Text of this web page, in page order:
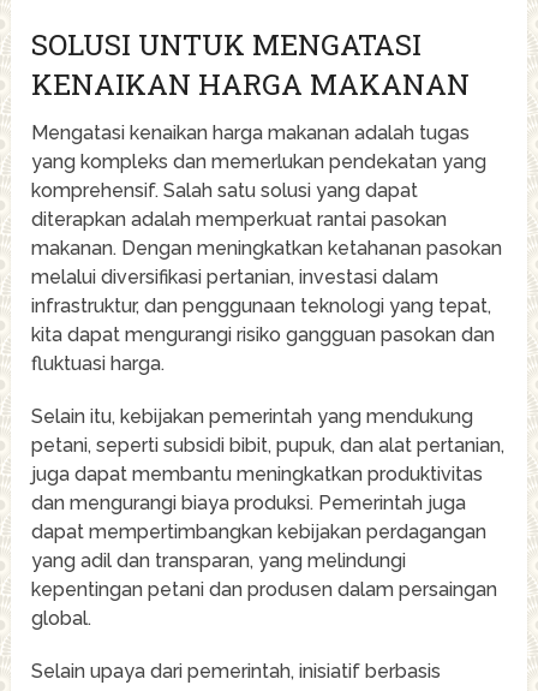
SOLUSI UNTUK MENGATASI
KENAIKAN HARGA MAKANAN
Mengatasi kenaikan harga makanan adalah tugas
yang kompleks dan memerlukan pendekatan yang
komprehensif. Salah satu solusi yang dapat
diterapkan adalah memperkuat rantai pasokan
makanan. Dengan meningkatkan ketahanan pasokan
melalui diversifikasi pertanian, investasi dalam
infrastruktur, dan penggunaan teknologi yang tepat,
kita dapat mengurangi risiko gangguan pasokan dan
fluktuasi harga.
Selain itu, kebijakan pemerintah yang mendukung
petani, seperti subsidi bibit, pupuk, dan alat pertanian,
juga dapat membantu meningkatkan produktivitas
dan mengurangi biaya produksi. Pemerintah juga
dapat mempertimbangkan kebijakan perdagangan
yang adil dan transparan, yang melindungi
kepentingan petani dan produsen dalam persaingan
global.
Selain upaya dari pemerintah, inisiatif berbasis